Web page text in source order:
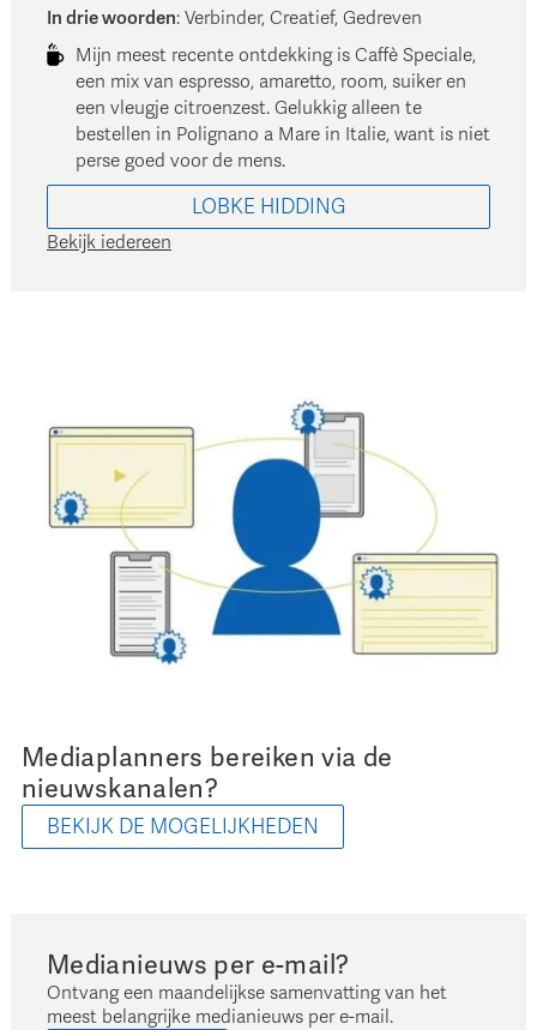
In drie woorden: Verbinder, Creatief, Gedreven
Mijn meest recente ontdekking is Caffè Speciale,
een mix van espresso, amaretto, room, suiker en
een vleugje citroenzest. Gelukkig alleen te
bestellen in Polignano a Mare in Italie, want is niet
perse goed voor de mens.
LOBKE HIDDING
Bekijk iedereen
Mediaplanners bereiken via de
nieuwskanalen?
BEKIJK DE MOGELIJKHEDEN
Medianieuws per e-mail?
Ontvang een maandelijkse samenvatting van het
meest belangrijke medianieuws per e-mail.